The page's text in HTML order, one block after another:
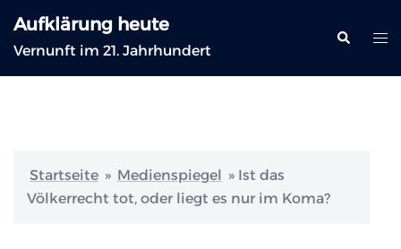
Inhalt
springen
Aufklärung heute
Vernunft im 21. Jahrhundert
Suche
Startseite » Medienspiegel » Ist das
Völkerrecht tot, oder liegt es nur im Koma?